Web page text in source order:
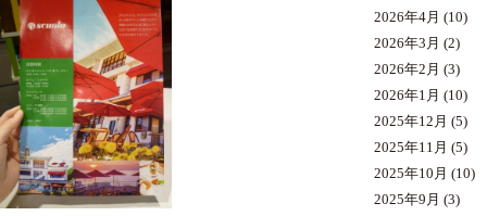
2026年4月 (10)
2026年3月 (2)
2026年2月 (3)
2026年1月 (10)
2025年12月 (5)
2025年11月 (5)
2025年10月 (10)
2025年9月 (3)